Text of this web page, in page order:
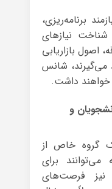
برنامه‌ریزی،
نیازهای
اصول بازاریابی
می‌گیرند، شانس
خواهند داشت.
و
گروه خاص از
برای
نیز فرصت‌های